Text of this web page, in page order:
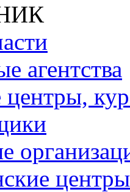
агентства
центры